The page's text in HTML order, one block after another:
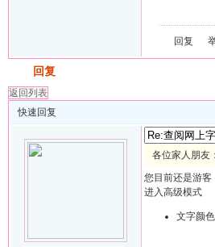
回复
回复
返回列表
快速回复
各位家人朋友
您目前还是游客
进入高级模式
文字颜色